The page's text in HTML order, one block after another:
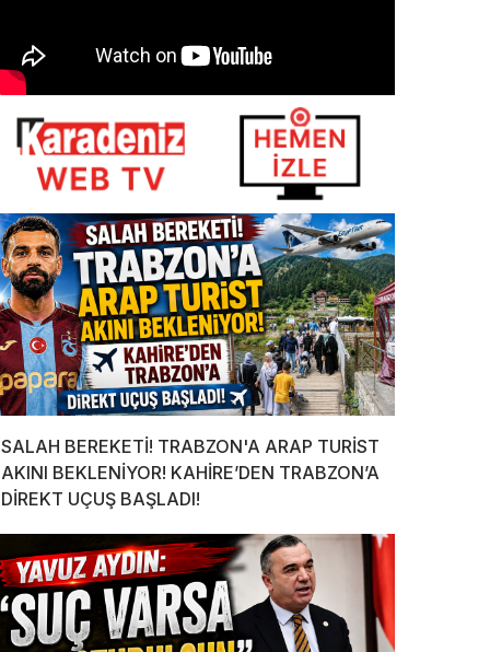
SALAH BEREKETİ! TRABZON'A ARAP TURİST
AKINI BEKLENİYOR! KAHİRE’DEN TRABZON’A
DİREKT UÇUŞ BAŞLADI!